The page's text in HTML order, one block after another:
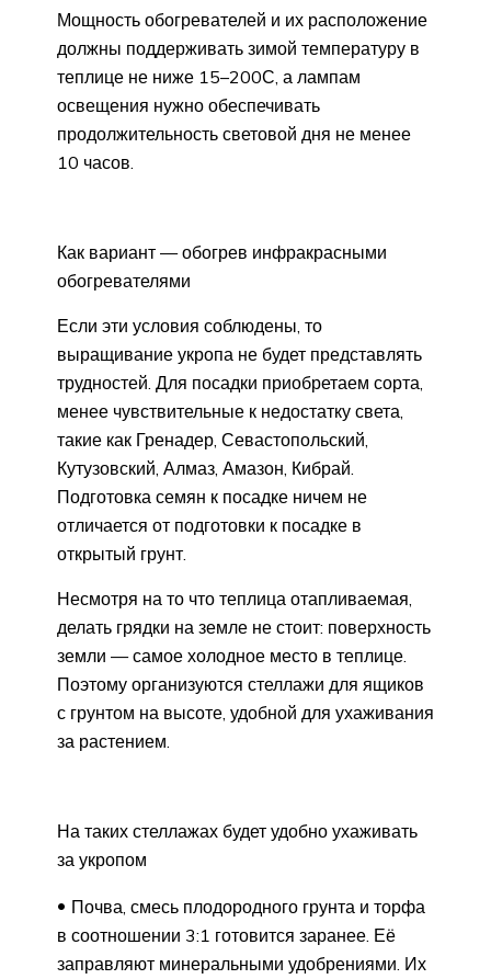
Мощность обогревателей и их расположение
должны поддерживать зимой температуру в
теплице не ниже 15–200С, а лампам
освещения нужно обеспечивать
продолжительность световой дня не менее
10 часов.
Как вариант — обогрев инфракрасными
обогревателями
Если эти условия соблюдены, то
выращивание укропа не будет представлять
трудностей. Для посадки приобретаем сорта,
менее чувствительные к недостатку света,
такие как Гренадер, Севастопольский,
Кутузовский, Алмаз, Амазон, Кибрай.
Подготовка семян к посадке ничем не
отличается от подготовки к посадке в
открытый грунт.
Несмотря на то что теплица отапливаемая,
делать грядки на земле не стоит: поверхность
земли — самое холодное место в теплице.
Поэтому организуются стеллажи для ящиков
с грунтом на высоте, удобной для ухаживания
за растением.
На таких стеллажах будет удобно ухаживать
за укропом
Почва, смесь плодородного грунта и торфа
в соотношении 3:1 готовится заранее. Её
заправляют минеральными удобрениями. Их